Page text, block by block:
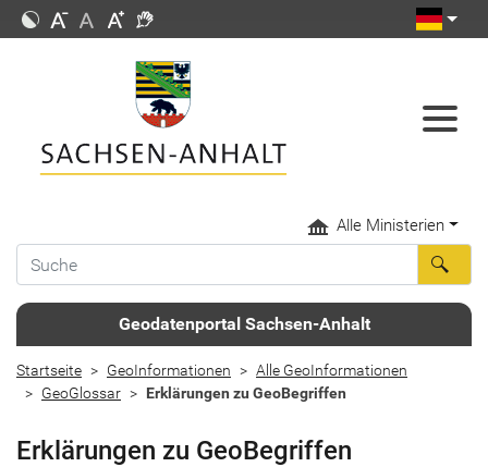
Alle Ministerien
Geodatenportal Sachsen-Anhalt
Startseite GeoInformationen
Alle GeoInformationen
GeoGlossar
Erklärungen zu GeoBegriffen
Erklärungen zu GeoBegriffen